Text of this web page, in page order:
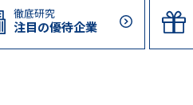
徹底研究
注目の優待企業